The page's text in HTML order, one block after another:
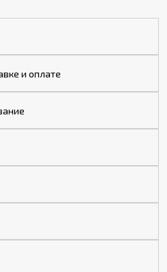
и оплате